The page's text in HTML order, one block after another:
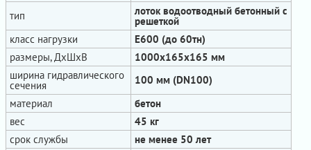
тип
лоток водоотводный бетонный с
решеткой
класс нагрузки
Е600 (до 60тн)
размеры, ДхШхВ
1000х165х165 мм
ширина гидравлического
сечения
100 мм (DN100)
материал
бетон
вес
45 кг
срок службы
не менее 50 лет